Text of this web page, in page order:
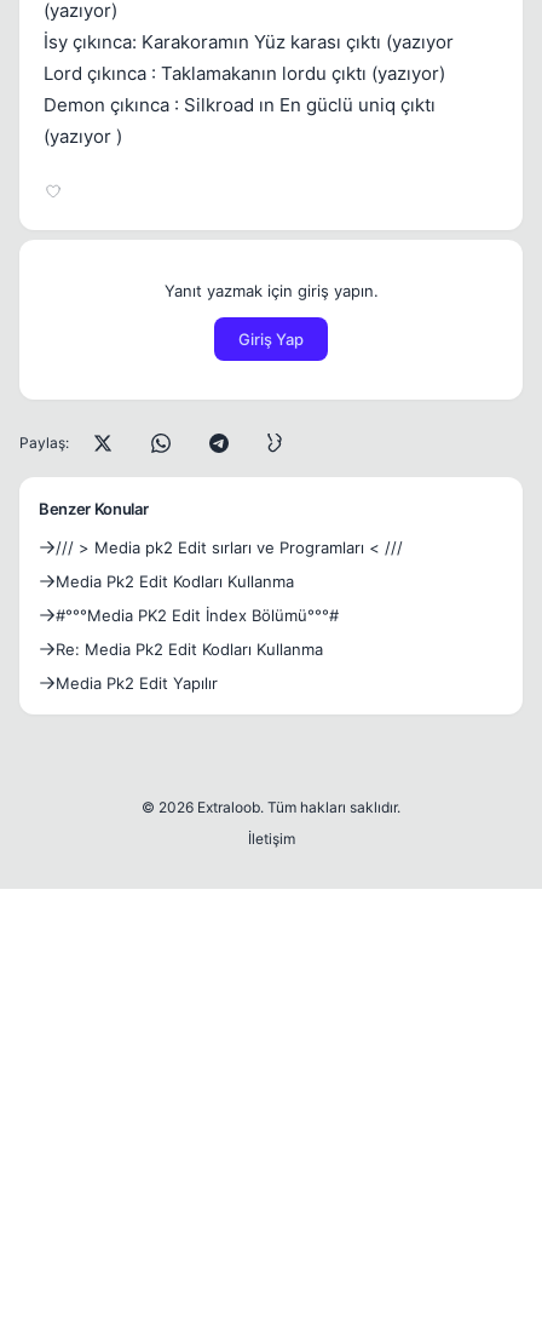
(yazıyor)
İsy çıkınca: Karakoramın Yüz karası çıktı (yazıyor
Lord çıkınca : Taklamakanın lordu çıktı (yazıyor)
Demon çıkınca : Silkroad ın En güclü uniq çıktı
(yazıyor )
Yanıt yazmak için giriş yapın.
Giriş Yap
Paylaş:
Benzer Konular
/// > Media pk2 Edit sırları ve Programları < ///
Media Pk2 Edit Kodları Kullanma
#°°°Media PK2 Edit İndex Bölümü°°°#
Re: Media Pk2 Edit Kodları Kullanma
Media Pk2 Edit Yapılır
© 2026 Extraloob. Tüm hakları saklıdır.
İletişim